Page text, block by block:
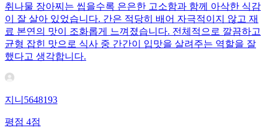
취나물 장아찌는 씹을수록 은은한 고소함과 함께 아삭한 식감
이 잘 살아 있었습니다. 간은 적당히 배어 자극적이지 않고 재
료 본연의 맛이 조화롭게 느껴졌습니다. 전체적으로 깔끔하고
균형 잡힌 맛으로 식사 중 간간이 입맛을 살려주는 역할을 잘
했다고 생각합니다.
지니5648193
평점 4점